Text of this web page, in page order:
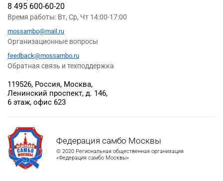
Федерация самбо Москвы
© 2020 Региональная общественная организация
«Федерация самбо Москвы»
119526, Россия, Москва,
Ленинский проспект, д. 146,
6 этаж, офис 623
8 495 600-60-20
Время работы: Вт, Ср, Чт 14:00-17:00
mossambo@mail.ru
Организационные вопросы
feedback@mossambo.ru
Обратная связь и техподдержка